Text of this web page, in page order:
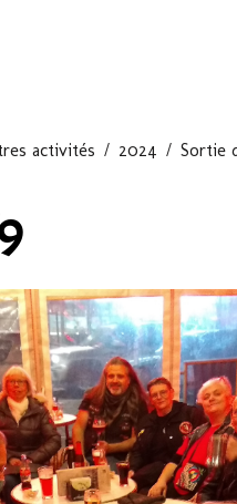
activités 2024
Sortie